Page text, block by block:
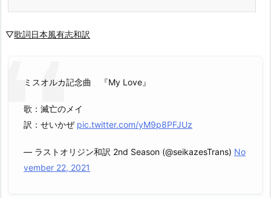
▽歌詞日本風有志和訳
ミスオルカ記念曲 『My Love』
歌：滅亡のメイ
訳：せいかぜ pic.twitter.com/yM9p8PFJUz
— ラストオリジン和訳 2nd Season (@seikazesTrans) No
vember 22, 2021